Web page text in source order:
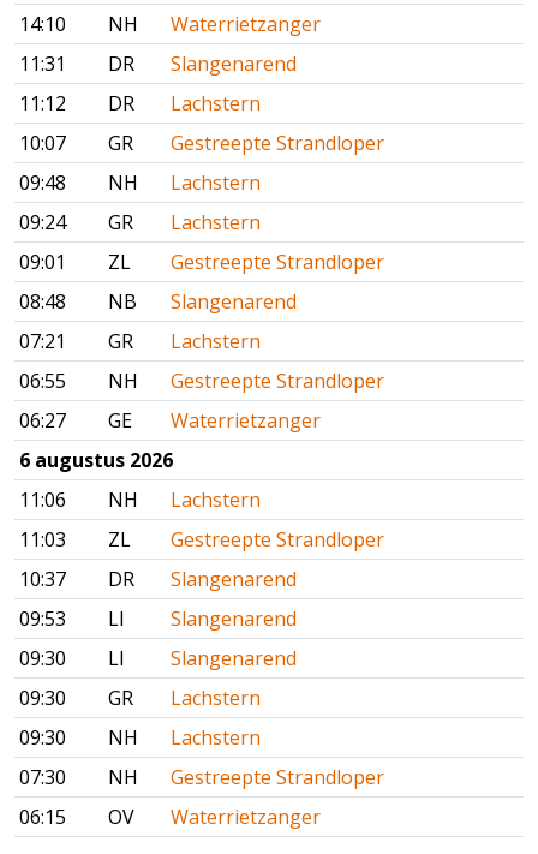
14:10
NH
Waterrietzanger
11:31
DR
Slangenarend
11:12
DR
Lachstern
10:07
GR
Gestreepte Strandloper
09:48
NH
Lachstern
09:24
GR
Lachstern
09:01
ZL
Gestreepte Strandloper
08:48
NB
Slangenarend
07:21
GR
Lachstern
06:55
NH
Gestreepte Strandloper
06:27
GE
Waterrietzanger
6 augustus 2026
11:06
NH
Lachstern
11:03
ZL
Gestreepte Strandloper
10:37
DR
Slangenarend
09:53
LI
Slangenarend
09:30
LI
Slangenarend
09:30
GR
Lachstern
09:30
NH
Lachstern
07:30
NH
Gestreepte Strandloper
06:15
OV Waterrietzanger